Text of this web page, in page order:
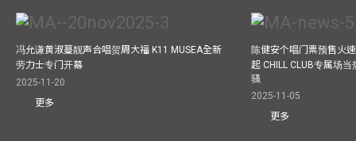
冯允谦黄淑蔓靓声合唱贺周大福 K11 MUSEA全新
劳力士专门开幕
2025-11-20
更多
陈健安个唱门票预售火
起 CHILL CLUB专属场
骚
2025-11-05
更多